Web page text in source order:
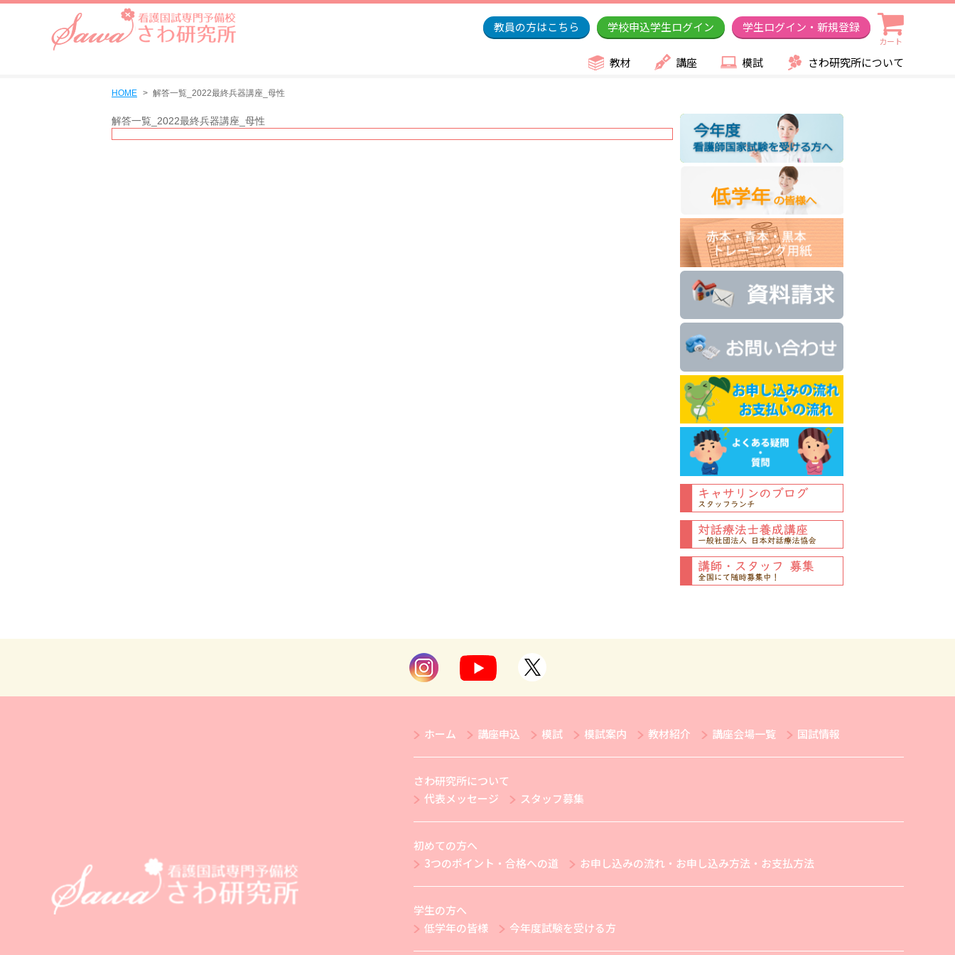
教員の方はこちら 学校申込学生ログイン 学生ログイン・新規登録
カート
教材 講座 模試 さわ研究所について
HOME 解答一覧_2022最終兵器講座_母性
解答一覧_2022最終兵器講座_母性
ホーム 講座申込 模試 模試案内 教材紹介 講座会場一覧 国試情報
さわ研究所について
代表メッセージ
スタッフ募集
初めての方へ
3つのポイント・合格への道
お申し込みの流れ・お申し込み方法・お支払方法
学生の方へ
低学年の皆様
今年度試験を受ける方